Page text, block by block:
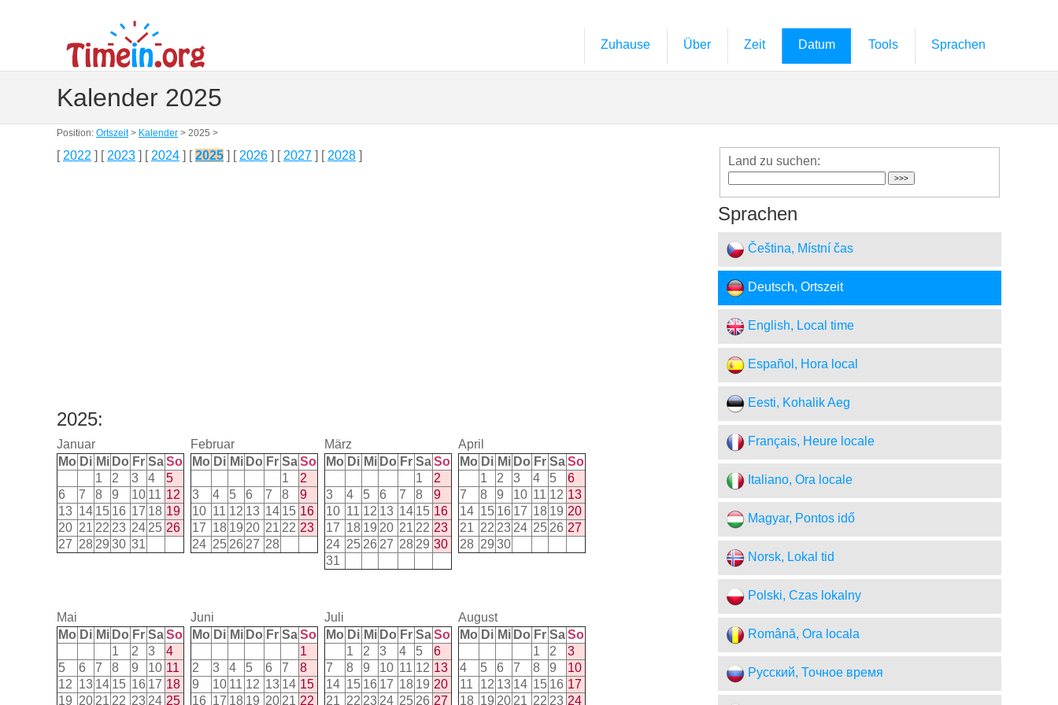
Zuhause Über Zeit Datum Tools Sprachen
Kalender 2025
Position: Ortszeit> Kalender > 2025 >
[ 2022 ] [ 2023 ] [ 2024 ] [2025 ] [ 2026 ] [ 2027 ] [ 2028 ]
2025:
Januar
Mo Di Mi Do Fr SaSo
1
2 3 4
5
6
7 8 9 10 11 12
13 14 15 16 17 18 19
20 21 22 23 24 25 26
27 28 29 30 31
Februar
Mo Di Mi Do Fr SaSo
1
2
3
4 5 6 7 8
9
10 11 12 13 14 15 16
17 18 19 20 21 22 23
24 25 26 27 28
März
Mo Di Mi Do Fr SaSo
1
2
3
4 5 6 7 8
9
10 11 12 13 14 15 16
17 18 19 20 21 22 23
24 25 26 27 28 29 30
31
April
Mo Di Mi Do Fr SaSo
1
2 3 4 5
6
7
8 9 10 11 12 13
14 15 16 17 18 19 20
21 22 23 24 25 26 27
28 29 30
Mai
Mo Di Mi Do Fr SaSo
1
2 3
4
5
6 7 8 9 10 11
12 13 14 15 16 17 18
19 20 21 22 23 24 25
Juni
Mo Di Mi Do Fr SaSo
1
2
3 4 5 6 7
8
9
10 11 12 13 14 15
16 17 18 19 20 21 22
Juli
Mo Di Mi Do Fr SaSo
1
2 3 4 5
6
7
8 9 10 11 12 13
14 15 16 17 18 19 20
21 22 23 24 25 26 27
August
Mo Di Mi Do Fr SaSo
1
2
3
4
5 6 7 8 9
10
11
12 13 14 15 16 17
18 19 20 21 22 23 24
Land zu suchen:
Sprachen
Čeština, Místní čas
Deutsch, Ortszeit
English, Local time
Español, Hora local
Eesti, Kohalik Aeg
Français, Heure locale
Italiano, Ora locale
Magyar, Pontos idő
Norsk, Lokal tid
Polski, Czas lokalny
Română, Ora locala
Русский, Точное время